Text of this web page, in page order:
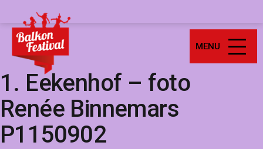
naar
inhoud
Balkonfestival
MENU
1. Eekenhof – foto
Renée Binnemars
P1150902